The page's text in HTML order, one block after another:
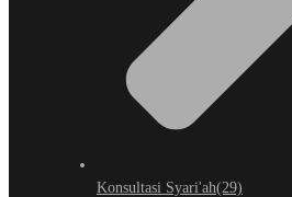
Konsultasi Syari'ah(29)